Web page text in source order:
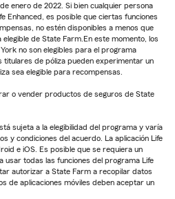
enero de 2022. Si bien cualquier persona
Enhanced, es posible que ciertas funciones
no estén disponibles a menos que
de State Farm.En este momento, los
no son elegibles para el programa
titulares de póliza pueden experimentar un
sea elegible para recompensas.
o vender productos de seguros de State
sujeta a la elegibilidad del programa y varía
y condiciones del acuerdo. La aplicación Life
e iOS. Es posible que se requiera un
usar todas las funciones del programa Life
autorizar a State Farm a recopilar datos
de aplicaciones móviles deben aceptar un